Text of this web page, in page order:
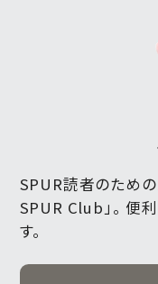
SPUR読者のための
SPUR Club」。 便
す。